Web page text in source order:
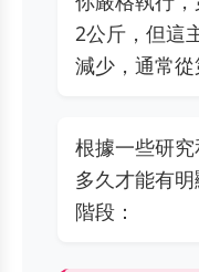
2公斤，但這
減少，通常從
根據一些研
多久才能有
階段：